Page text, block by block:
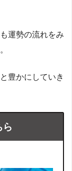
運勢の流れをみ
豊かにしていき
ら